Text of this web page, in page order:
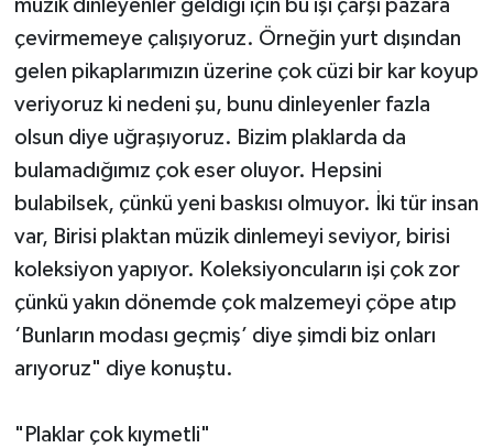
müzik dinleyenler geldiği için bu işi çarşı pazara
çevirmemeye çalışıyoruz. Örneğin yurt dışından
gelen pikaplarımızın üzerine çok cüzi bir kar koyup
veriyoruz ki nedeni şu, bunu dinleyenler fazla
olsun diye uğraşıyoruz. Bizim plaklarda da
bulamadığımız çok eser oluyor. Hepsini
bulabilsek, çünkü yeni baskısı olmuyor. İki tür insan
var, Birisi plaktan müzik dinlemeyi seviyor, birisi
koleksiyon yapıyor. Koleksiyoncuların işi çok zor
çünkü yakın dönemde çok malzemeyi çöpe atıp
‘Bunların modası geçmiş’ diye şimdi biz onları
arıyoruz" diye konuştu.
"Plaklar çok kıymetli"